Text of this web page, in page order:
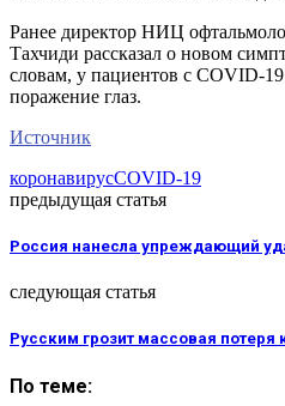
Ранее директор НИЦ
Тахчиди рассказал о новом
словам, у пациентов с COVID-
поражение глаз.
Источник
коронавирусCOVID-19
предыдущая статья
Россия нанесла упреждающий
следующая статья
Русским грозит массовая потеря
По теме: